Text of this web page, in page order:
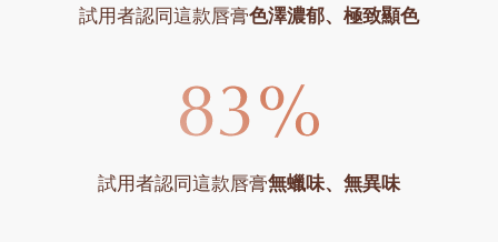
試用者認同這款唇膏色澤濃郁、極致顯色
試用者認同這款唇膏無蠟味、無異味